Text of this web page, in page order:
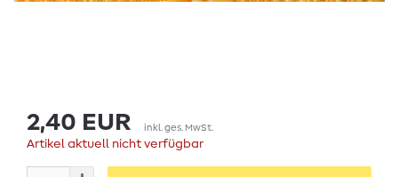
2,40 EUR inkl. ges. MwSt.
Artikel aktuell nicht verfügbar